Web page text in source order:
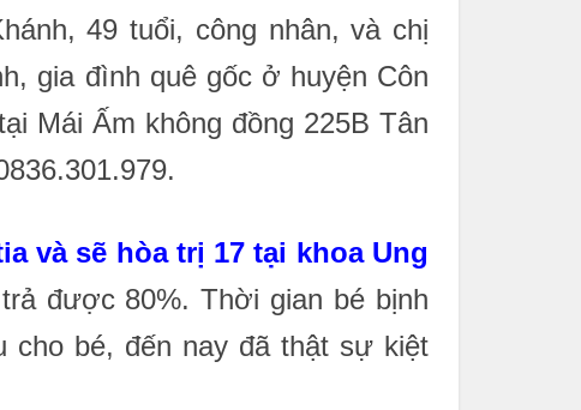
49 tuổi, công nhân, và chị
gia đình quê gốc ở huyện Côn
Mái Ấm không đồng 225B Tân
và sẽ hòa trị 17 tại khoa Ung
được 80%. Thời gian bé bịnh
cho bé, đến nay đã thật sự kiệt